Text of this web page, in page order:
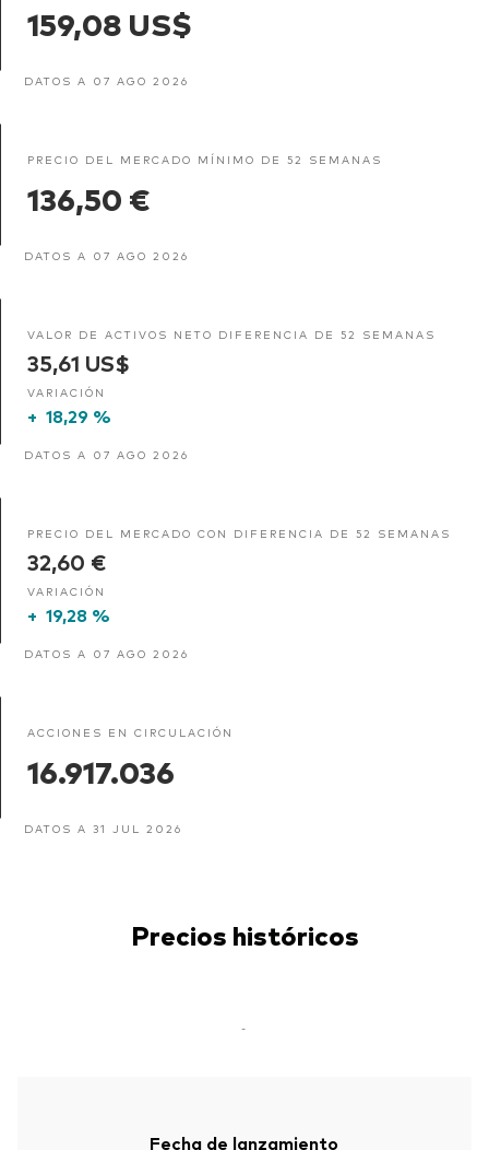
159,08 US$
DATOS A 07 AGO 2026
PRECIO DEL MERCADO MÍNIMO DE 52 SEMANAS
136,50 €
DATOS A 07 AGO 2026
VALOR DE ACTIVOS NETO DIFERENCIA DE 52 SEMANAS
35,61 US$
VARIACIÓN
+ 18,29 %
DATOS A 07 AGO 2026
PRECIO DEL MERCADO CON DIFERENCIA DE 52 SEMANAS
32,60 €
VARIACIÓN
+ 19,28 %
DATOS A 07 AGO 2026
ACCIONES EN CIRCULACIÓN
16.917.036
DATOS A 31 JUL 2026
Precios históricos
-
Fecha de lanzamiento